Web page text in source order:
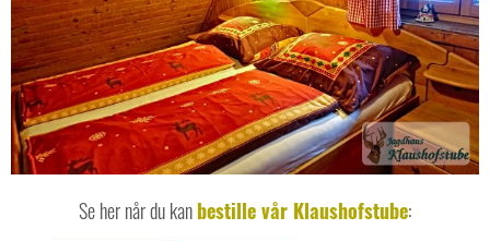
Se her når du kanbestille vår Klaushofstube: